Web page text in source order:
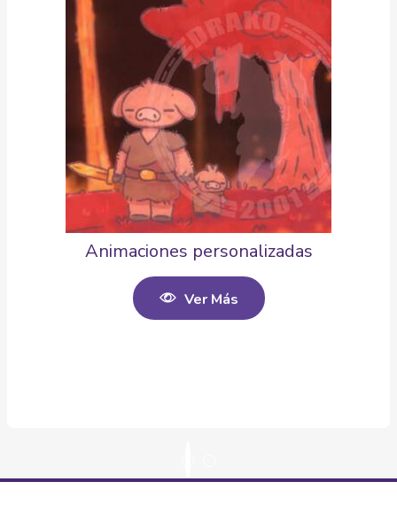
Animaciones personalizadas
Ver Más